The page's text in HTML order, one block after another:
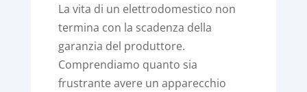
La vita di un elettrodomestico non
termina con la scadenza della
garanzia del produttore.
Comprendiamo quanto sia
frustrante avere un apparecchio